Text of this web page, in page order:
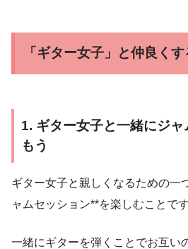
「ギター女子」と仲良く
1. ギター女子と一緒にジ
もう
ギター女子と親しくなるための一
ャムセッション**を楽しむことです
一緒にギターを弾くことでお互い